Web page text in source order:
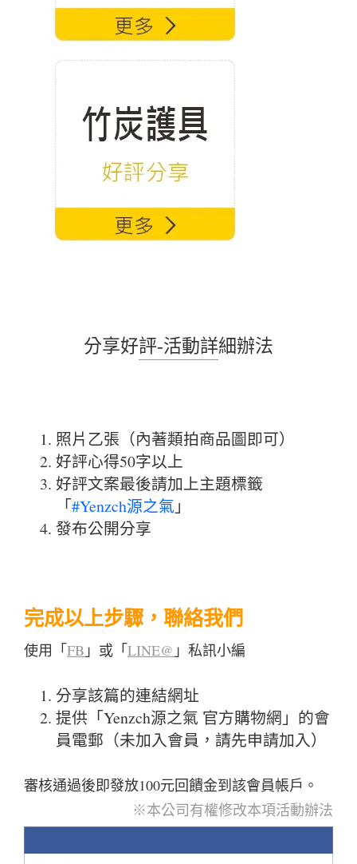
分享好評-活動詳細辦法
照片乙張（內著類拍商品圖即可）
好評心得50字以上
好評文案最後請加上主題標籤
「#Yenzch源之氣 」
發布公開分享
完成以上步驟，聯絡我們
使用「FB 」或「LINE@ 」私訊小編
分享該篇的連結網址
提供「Yenzch源之氣 官方購物網」的會
員電郵（未加入會員，請先申請加入）
審核通過後即發放100元回饋金到該會員帳戶。
※本公司有權修改本項活動辦法